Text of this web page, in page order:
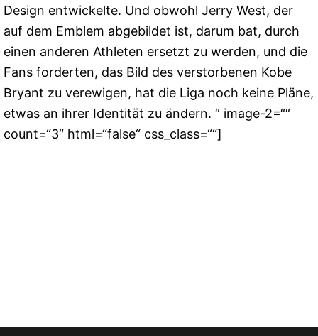
Design entwickelte. Und obwohl Jerry West, der
auf dem Emblem abgebildet ist, darum bat, durch
einen anderen Athleten ersetzt zu werden, und die
Fans forderten, das Bild des verstorbenen Kobe
Bryant zu verewigen, hat die Liga noch keine Pläne,
etwas an ihrer Identität zu ändern. “ image-2=““
count=“3″ html=“false“ css_class=““]